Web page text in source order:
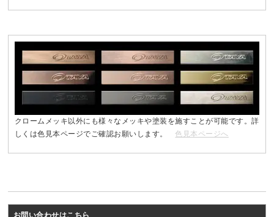
クロームメッキ以外にも様々なメッキや塗装を施すことが可能です。詳
しくは色見本ページでご確認お願いします。色見本ページへ
お問い合わせはこちら